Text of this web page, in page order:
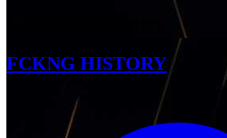
FCKNG HISTORY